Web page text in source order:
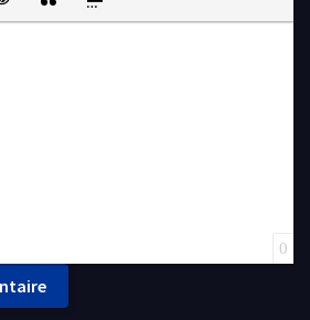
hidden text
Insert QuoteInsert spoiler
0